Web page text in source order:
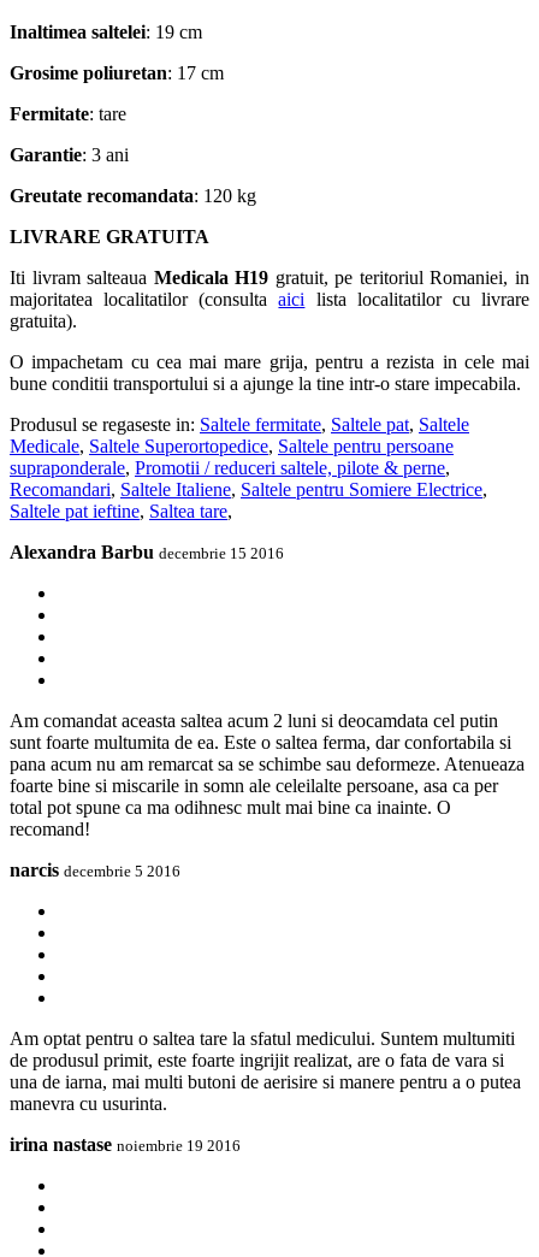
Inaltimea saltelei: 19 cm
Grosime poliuretan: 17 cm
Fermitate: tare
Garantie: 3 ani
Greutate recomandata: 120 kg
LIVRARE GRATUITA
Iti livram salteaua Medicala H19 gratuit, pe teritoriul Romaniei, in
majoritatea localitatilor (consultaaici lista localitatilor cu livrare
gratuita).
O impachetam cu cea mai mare grija, pentru a rezista in cele mai
bune conditii transportului si a ajunge la tine intr-o stare impecabila.
Produsul se regaseste in: Saltele fermitate, Saltele pat, Saltele
Medicale, Saltele Superortopedice, Saltele pentru persoane
supraponderale, Promotii / reduceri saltele, pilote & perne,
Recomandari, Saltele Italiene, Saltele pentru Somiere Electrice,
Saltele pat ieftine, Saltea tare,
Alexandra Barbu decembrie 15 2016
Am comandat aceasta saltea acum 2 luni si deocamdata cel putin
sunt foarte multumita de ea. Este o saltea ferma, dar confortabila si
pana acum nu am remarcat sa se schimbe sau deformeze. Atenueaza
foarte bine si miscarile in somn ale celeilalte persoane, asa ca per
total pot spune ca ma odihnesc mult mai bine ca inainte. O
recomand!
narcis decembrie 5 2016
Am optat pentru o saltea tare la sfatul medicului. Suntem multumiti
de produsul primit, este foarte ingrijit realizat, are o fata de vara si
una de iarna, mai multi butoni de aerisire si manere pentru a o putea
manevra cu usurinta.
irina nastase noiembrie 19 2016